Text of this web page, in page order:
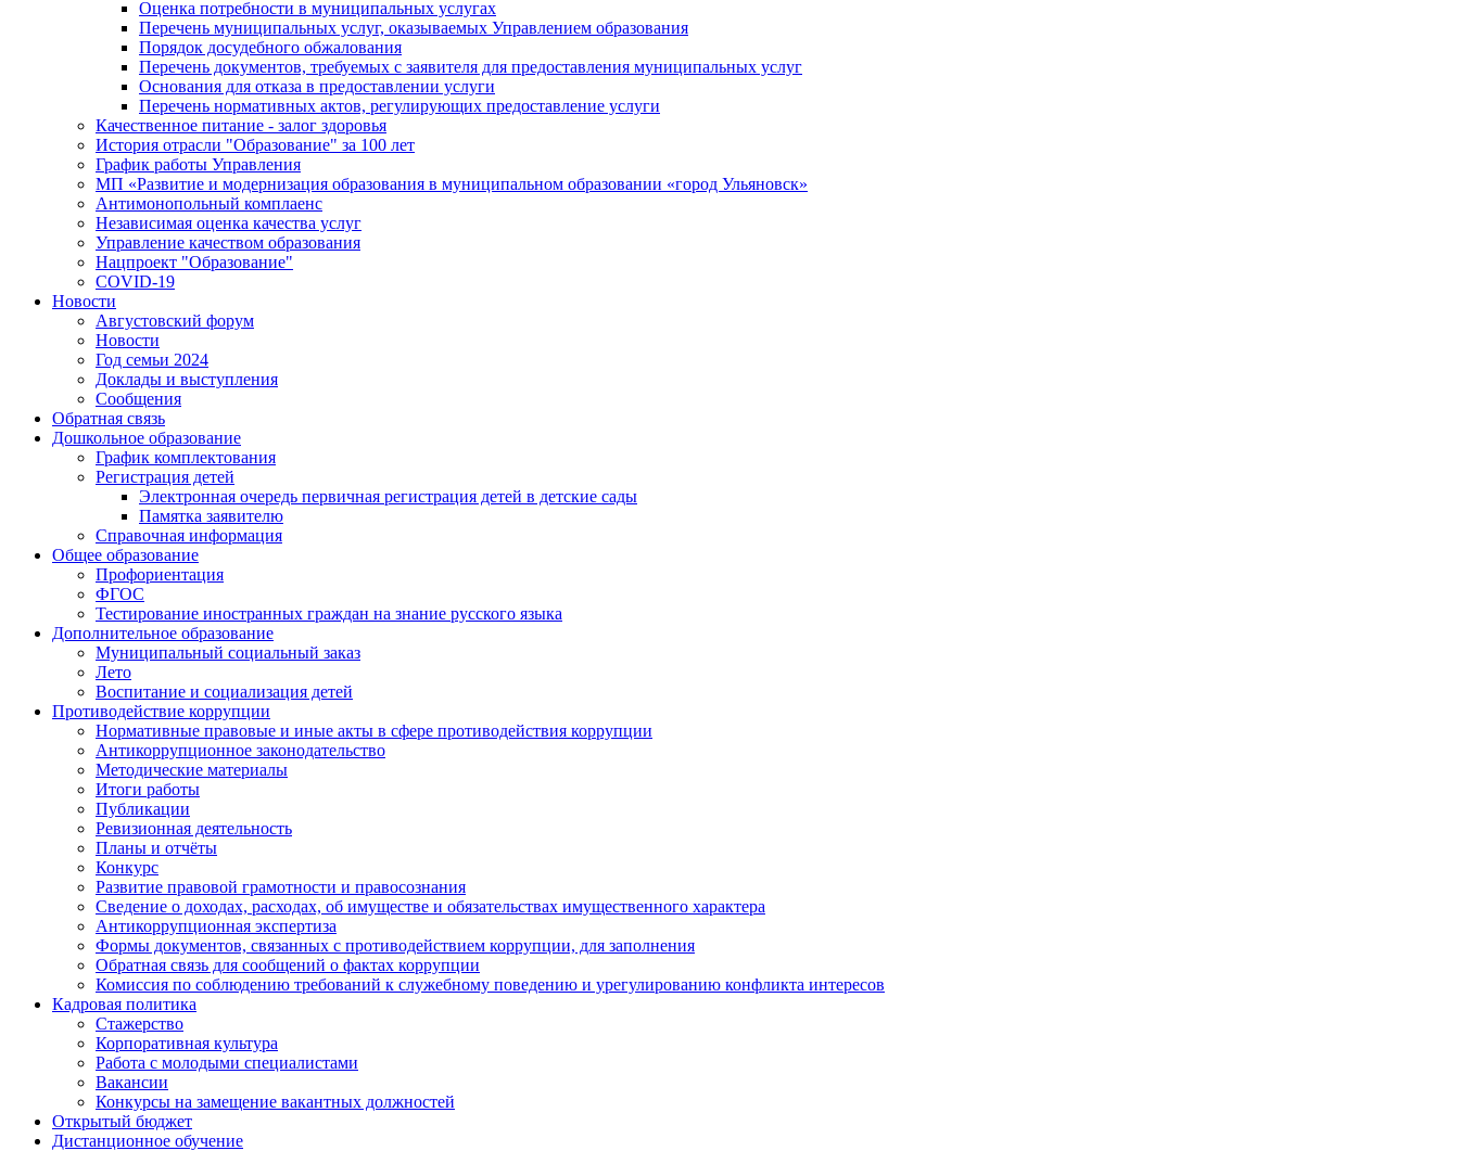
Оценка потребности в муниципальных услугах
Перечень муниципальных услуг, оказываемых Управлением образования
Порядок досудебного обжалования
Перечень документов, требуемых с заявителя для предоставления муниципальных услуг
Основания для отказа в предоставлении услуги
Перечень нормативных актов, регулирующих предоставление услуги
Качественное питание - залог здоровья
История отрасли "Oбразованиe" за 100 лет
График работы Управления
МП «Развитие и модернизация образования в муниципальном образовании «город Ульяновск»
Антимонопольный комплаенс
Независимая оценка качества услуг
Управление качеством образования
Нацпроект "Образование"
COVID-19
Новости
Августовский форум
Новости
Год семьи 2024
Доклады и выступления
Сообщения
Обратная связь
Дошкольное образование
График комплектования
Регистрация детей
Электронная очередь первичная регистрация детей в детские сады
Памятка заявителю
Справочная информация
Общее образование
Профориентация
ФГОС
Тестирование иностранных граждан на знание русского языка
Дополнительное образование
Муниципальный социальный заказ
Лето
Воспитание и социализация детей
Противодействие коррупции
Нормативные правовые и иные акты в сфере противодействия коррупции
Антикоррупционное законодательство
Методические материалы
Итоги работы
Публикации
Ревизионная деятельность
Планы и отчёты
Конкурс
Развитие правовой грамотности и правосознания
Сведение о доходах, расходах, об имуществе и обязательствах имущественного характера
Антикоррупционная экспертиза
Формы документов, связанных с противодействием коррупции, для заполнения
Обратная связь для сообщений о фактах коррупции
Комиссия по соблюдению требований к служебному поведению и урегулированию конфликта интересов
Кадровая политика
Стажерство
Корпоративная культура
Работа с молодыми специалистами
Вакансии
Конкурсы на замещение вакантных должностей
Открытый бюджет
Дистанционное обучение